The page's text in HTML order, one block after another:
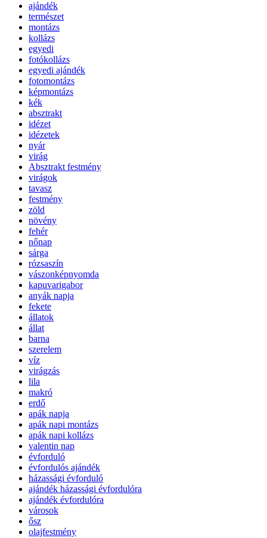
ajándék
természet
montázs
kollázs
egyedi
fotókollázs
egyedi ajándék
fotomontázs
képmontázs
kék
absztrakt
idézet
idézetek
nyár
virág
Absztrakt festmény
virágok
tavasz
festmény
zöld
növény
fehér
nőnap
sárga
rózsaszín
vászonképnyomda
kapuvarigabor
anyák napja
fekete
állatok
állat
barna
szerelem
víz
virágzás
lila
makró
erdő
apák napja
apák napi montázs
apák napi kollázs
valentin nap
évforduló
évfordulós ajándék
házassági évforduló
ajándék házassági évfordulóra
ajándék évfordulóra
városok
ősz
olajfestmény